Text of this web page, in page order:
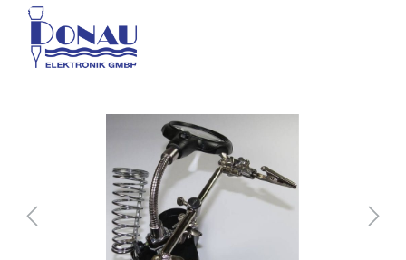
Bildergalerie überspringen